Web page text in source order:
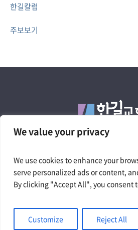
We value your privacy
We use cookies to enhance your
serve personalized ads or content,
By clicking "Accept All", you consent
Customize Reject All
한길칼럼
주보보기
4050 W. Pico Blvd. Los
Tel.323.735.0200 |
© 2024 The Way